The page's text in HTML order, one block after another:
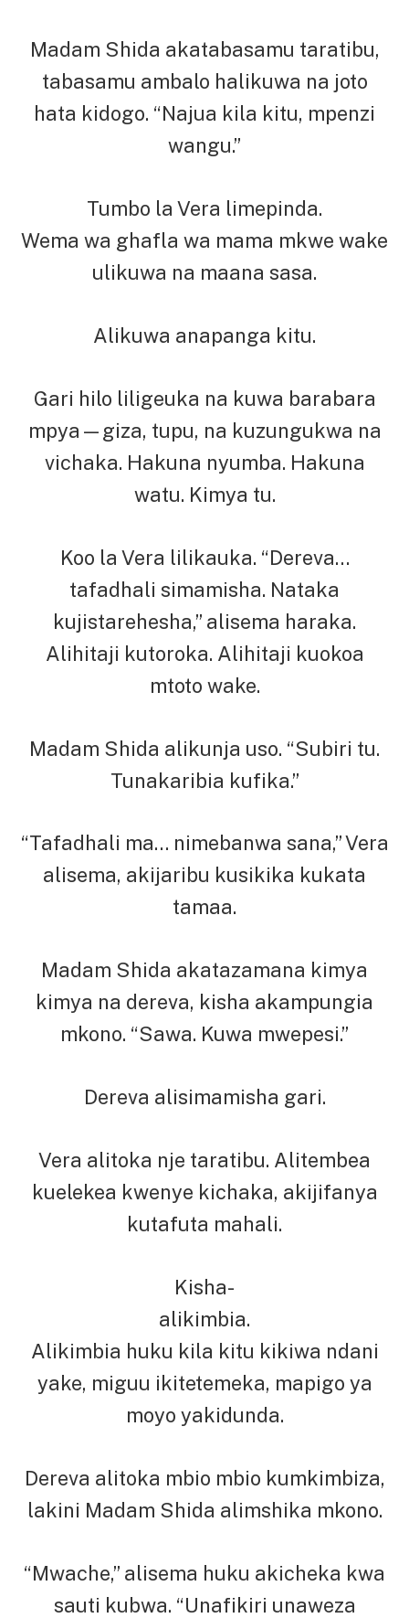
Madam Shida akatabasamu taratibu,
tabasamu ambalo halikuwa na joto
hata kidogo. “Najua kila kitu, mpenzi
wangu.”
Tumbo la Vera limepinda.
Wema wa ghafla wa mama mkwe wake
ulikuwa na maana sasa.
Alikuwa anapanga kitu.
Gari hilo liligeuka na kuwa barabara
mpya—giza, tupu, na kuzungukwa na
vichaka. Hakuna nyumba. Hakuna
watu. Kimya tu.
Koo la Vera lilikauka. “Dereva…
tafadhali simamisha. Nataka
kujistarehesha,” alisema haraka.
Alihitaji kutoroka. Alihitaji kuokoa
mtoto wake.
Madam Shida alikunja uso. “Subiri tu.
Tunakaribia kufika.”
“Tafadhali ma… nimebanwa sana,” Vera
alisema, akijaribu kusikika kukata
tamaa.
Madam Shida akatazamana kimya
kimya na dereva, kisha akampungia
mkono. “Sawa. Kuwa mwepesi.”
Dereva alisimamisha gari.
Vera alitoka nje taratibu. Alitembea
kuelekea kwenye kichaka, akijifanya
kutafuta mahali.
Kisha-
alikimbia.
Alikimbia huku kila kitu kikiwa ndani
yake, miguu ikitetemeka, mapigo ya
moyo yakidunda.
Dereva alitoka mbio mbio kumkimbiza,
lakini Madam Shida alimshika mkono.
“Mwache,” alisema huku akicheka kwa
sauti kubwa. “Unafikiri unaweza